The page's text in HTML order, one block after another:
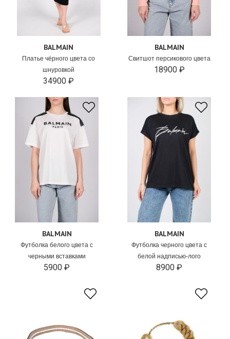
BALMAIN
Платье чёрного цвета со
шнуровкой
34900 ₽
BALMAIN
Свитшот персикового цвета
18900 ₽
BALMAIN
Футболка белого цвета с
черными вставками
5900 ₽
BALMAIN
Футболка черного цвета с
белой надписью-лого
8900 ₽